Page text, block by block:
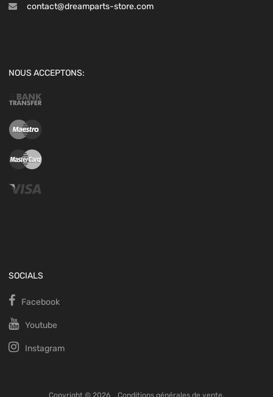
contact@dreamparts-store.com
NOUS ACCEPTONS:
SOCIALS
Facebook
Youtube
Instagram